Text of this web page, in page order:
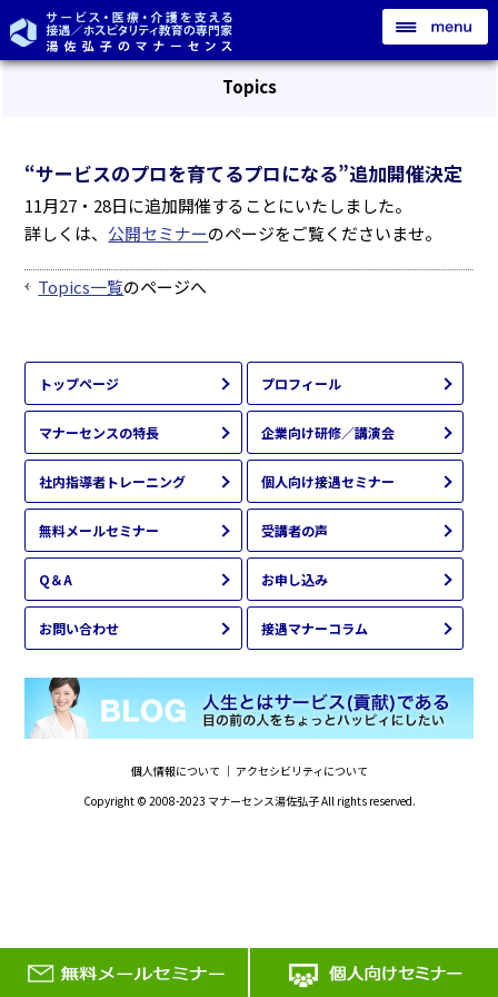
Topics
“サービスのプロを育てるプロになる”追加開催決定
11月27・28日に追加開催することにいたしました。
詳しくは、 公開セミナーのページをご覧くださいませ。
Topics一覧のページへ
トップページ プロフィール
マナーセンスの特長 企業向け研修／講演会
社内指導者トレーニング 個人向け接遇セミナー
無料メールセミナー 受講者の声
Q＆A お申し込み
お問い合わせ 接遇マナーコラム
個人情報について ｜ アクセシビリティについて
Copyright © 2008-2023 マナーセンス湯佐弘子All rights reserved.